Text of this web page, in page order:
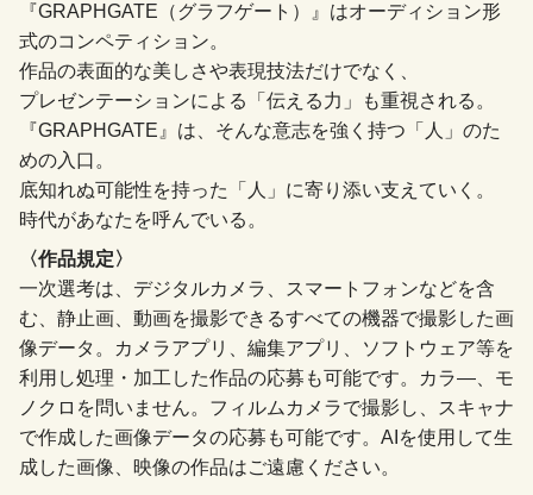
『GRAPHGATE（グラフゲート）』はオーディション形
式のコンペティション。
作品の表面的な美しさや表現技法だけでなく、
プレゼンテーションによる「伝える力」も重視される。
『GRAPHGATE』は、そんな意志を強く持つ「人」のた
めの入口。
底知れぬ可能性を持った「人」に寄り添い支えていく。
時代があなたを呼んでいる。
〈作品規定〉
一次選考は、デジタルカメラ、スマートフォンなどを含
む、静止画、動画を撮影できるすべての機器で撮影した画
像データ。カメラアプリ、編集アプリ、ソフトウェア等を
利用し処理・加工した作品の応募も可能です。カラ―、モ
ノクロを問いません。フィルムカメラで撮影し、スキャナ
で作成した画像データの応募も可能です。AIを使用して生
成した画像、映像の作品はご遠慮ください。